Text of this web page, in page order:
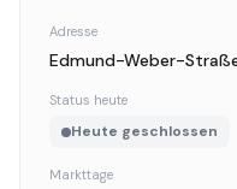
Adresse
Edmund-Weber-
Status heute
Heute geschlossen
Markttage